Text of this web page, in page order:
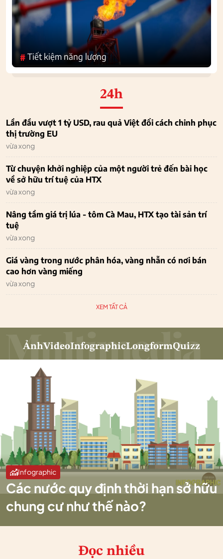
#Tiết kiệm năng lượng
24h
Lần đầu vượt 1 tỷ USD, rau quả Việt đổi cách chinh phục
thị trường EU
vừa xong
Từ chuyện khởi nghiệp của một người trẻ đến bài học
về sở hữu trí tuệ của HTX
vừa xong
Nâng tầm giá trị lúa - tôm Cà Mau, HTX tạo tài sản trí
tuệ
vừa xong
Giá vàng trong nước phân hóa, vàng nhẫn có nơi bán
cao hơn vàng miếng
vừa xong
XEM TẤT CẢ
ẢnhVideoInfographicLongformQuizz
Infographic
Các nước quy định thời hạn sở hữu
chung cư như thế nào?
Đọc nhiều